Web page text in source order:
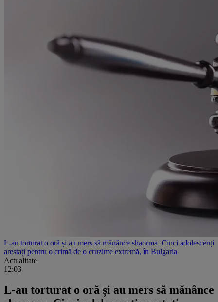
L-au torturat o oră și au mers să mănânce shaorma. Cinci adolescenți
arestați pentru o crimă de o cruzime extremă, în Bulgaria
Actualitate
12:03
L-au torturat o oră și au mers să mănânce